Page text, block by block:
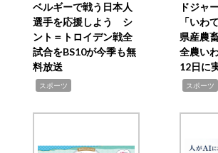
ベルギーで戦う日本人
選手を応援しよう シ
ント＝トロイデン戦全
試合をBS10が今季も無
料放送
スポーツ
ドジャ
「いわ
県産農
全農い
12日に
スポーツ